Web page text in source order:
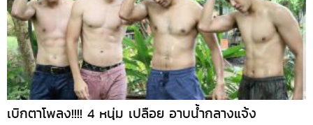
เบิกตาโพลง!!!! 4 หนุ่ม เปลือย อาบน้ำกลางแจ้ง